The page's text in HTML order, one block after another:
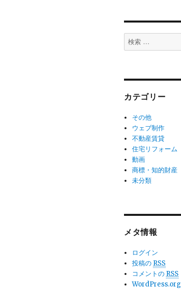
検
索
カテゴリー
その他
ウェブ制作
不動産賃貸
住宅リフォーム
動画
商標・知的財産
未分類
メタ情報
ログイン
投稿の RSS
コメントの RSS
WordPress.org